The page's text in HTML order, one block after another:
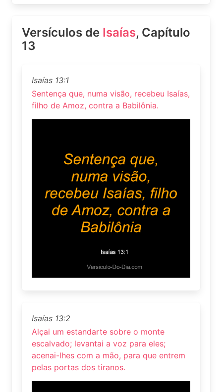
Versículos de Isaías, Capítulo
13
Isaías 13:1
Sentença que, numa visão, recebeu Isaías,
filho de Amoz, contra a Babilônia.
Isaías 13:2
Alçai um estandarte sobre o monte
escalvado; levantai a voz para eles;
acenai-lhes com a mão, para que entrem
pelas portas dos tiranos.